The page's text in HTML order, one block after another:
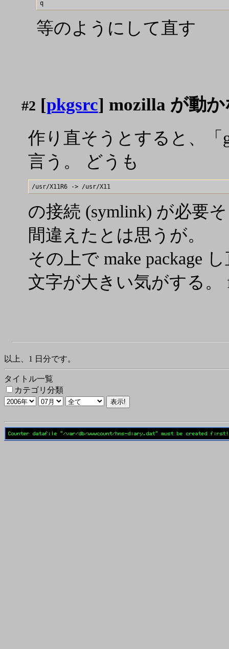
等のようにして直す
#2 [pkgsrc] mozilla が動
作り直そうとすると、
言う。 どうも
の接続 (symlink) が必要
間違えたとは思うが。
その上で make package
文字が大きい気がする
以上、1 日分です。
タイトル一覧
カテゴリ分類